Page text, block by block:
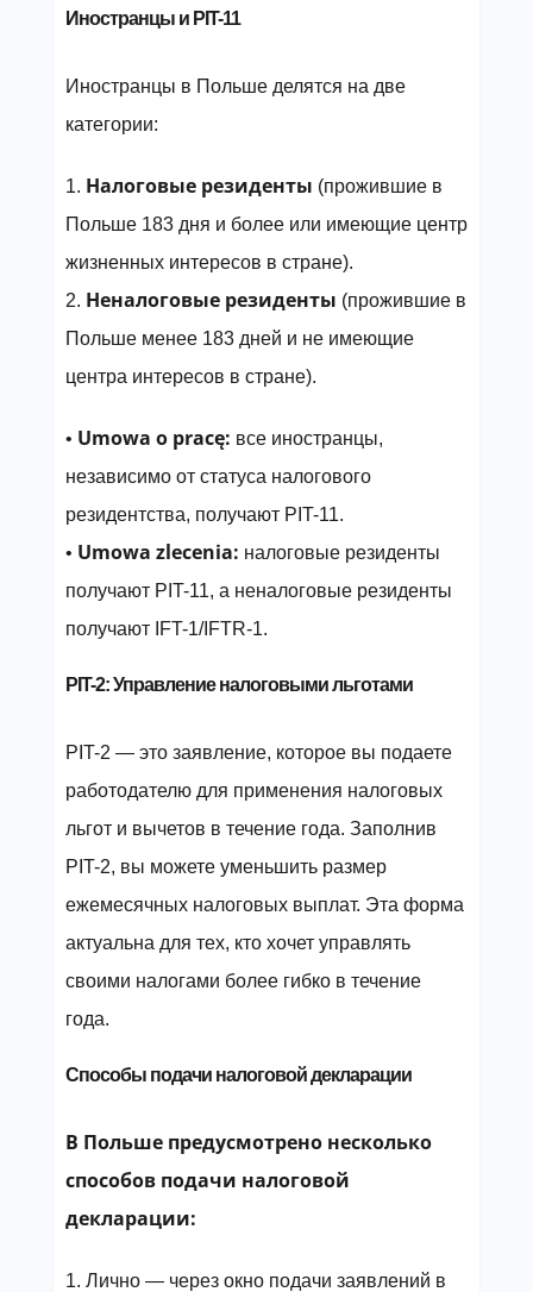
Иностранцы и PIT-11
Иностранцы в Польше делятся на две
категории:
1. Налоговые резиденты (прожившие в
Польше 183 дня и более или имеющие центр
жизненных интересов в стране).
2. Неналоговые резиденты (прожившие в
Польше менее 183 дней и не имеющие
центра интересов в стране).
• Umowa o pracę: все иностранцы,
независимо от статуса налогового
резидентства, получают PIT-11.
• Umowa zlecenia: налоговые резиденты
получают PIT-11, а неналоговые резиденты
получают IFT-1/IFTR-1.
PIT-2: Управление налоговыми льготами
PIT-2 — это заявление, которое вы подаете
работодателю для применения налоговых
льгот и вычетов в течение года. Заполнив
PIT-2, вы можете уменьшить размер
ежемесячных налоговых выплат. Эта форма
актуальна для тех, кто хочет управлять
своими налогами более гибко в течение
года.
Способы подачи налоговой декларации
В Польше предусмотрено несколько
способов подачи налоговой
декларации:
1. Лично — через окно подачи заявлений в